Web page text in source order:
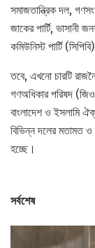
সমাজতান্ত্রিক দল,
জাকের পার্টি, ভাসানী
কমিউনিস্ট পার্টি
তবে, এখনো চারটি
গণঅধিকার পরিষদ
বাংলাদেশ ও ইসলামি
বিভিন্ন দলের মতামত
হচ্ছে।
সর্বশেষ